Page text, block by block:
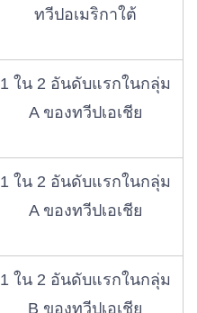
ทวีปอเมริกาใต้
1 ใน 2 อันดับแรกในกลุ่ม
A ของทวีปเอเชีย
1 ใน 2 อันดับแรกในกลุ่ม
A ของทวีปเอเชีย
1 ใน 2 อันดับแรกในกลุ่ม
B ของทวีปเอเชีย